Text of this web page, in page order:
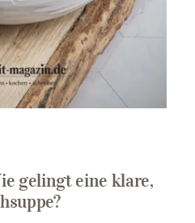
gelingt eine klare,